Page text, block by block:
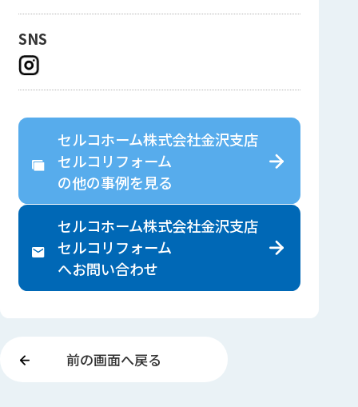
SNS
セルコホーム株式会社金沢支店
セルコリフォーム
の他の事例を見る
セルコホーム株式会社金沢支店
セルコリフォーム
へお問い合わせ
前の画面へ戻る